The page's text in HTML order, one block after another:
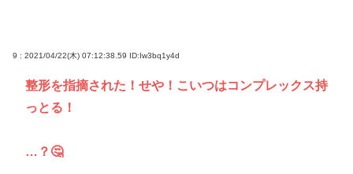
9 : 2021/04/22(木) 07:12:38.59 ID:Iw3bq1y4d
整形を指摘された！せや！こいつはコンプレックス持
っとる！
…？🤔